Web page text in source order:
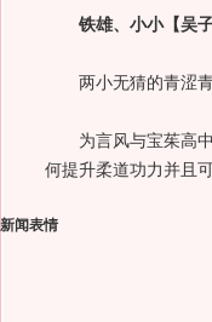
铁雄、小小【吴
两小无猜的青涩青
为言风与宝茱高中
何提升柔道功力并且
新闻表情